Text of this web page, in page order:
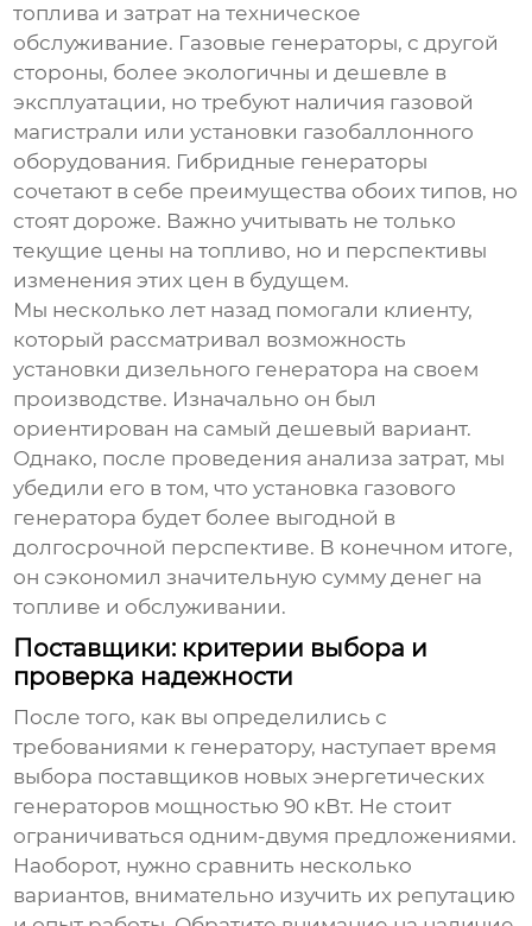
топлива и затрат на техническое
обслуживание. Газовые генераторы, с другой
стороны, более экологичны и дешевле в
эксплуатации, но требуют наличия газовой
магистрали или установки газобаллонного
оборудования. Гибридные генераторы
сочетают в себе преимущества обоих типов, но
стоят дороже. Важно учитывать не только
текущие цены на топливо, но и перспективы
изменения этих цен в будущем.
Мы несколько лет назад помогали клиенту,
который рассматривал возможность
установки дизельного генератора на своем
производстве. Изначально он был
ориентирован на самый дешевый вариант.
Однако, после проведения анализа затрат, мы
убедили его в том, что установка газового
генератора будет более выгодной в
долгосрочной перспективе. В конечном итоге,
он сэкономил значительную сумму денег на
топливе и обслуживании.
Поставщики: критерии выбора и
проверка надежности
После того, как вы определились с
требованиями к генератору, наступает время
выбора поставщиков новых энергетических
генераторов мощностью 90 кВт. Не стоит
ограничиваться одним-двумя предложениями.
Наоборот, нужно сравнить несколько
вариантов, внимательно изучить их репутацию